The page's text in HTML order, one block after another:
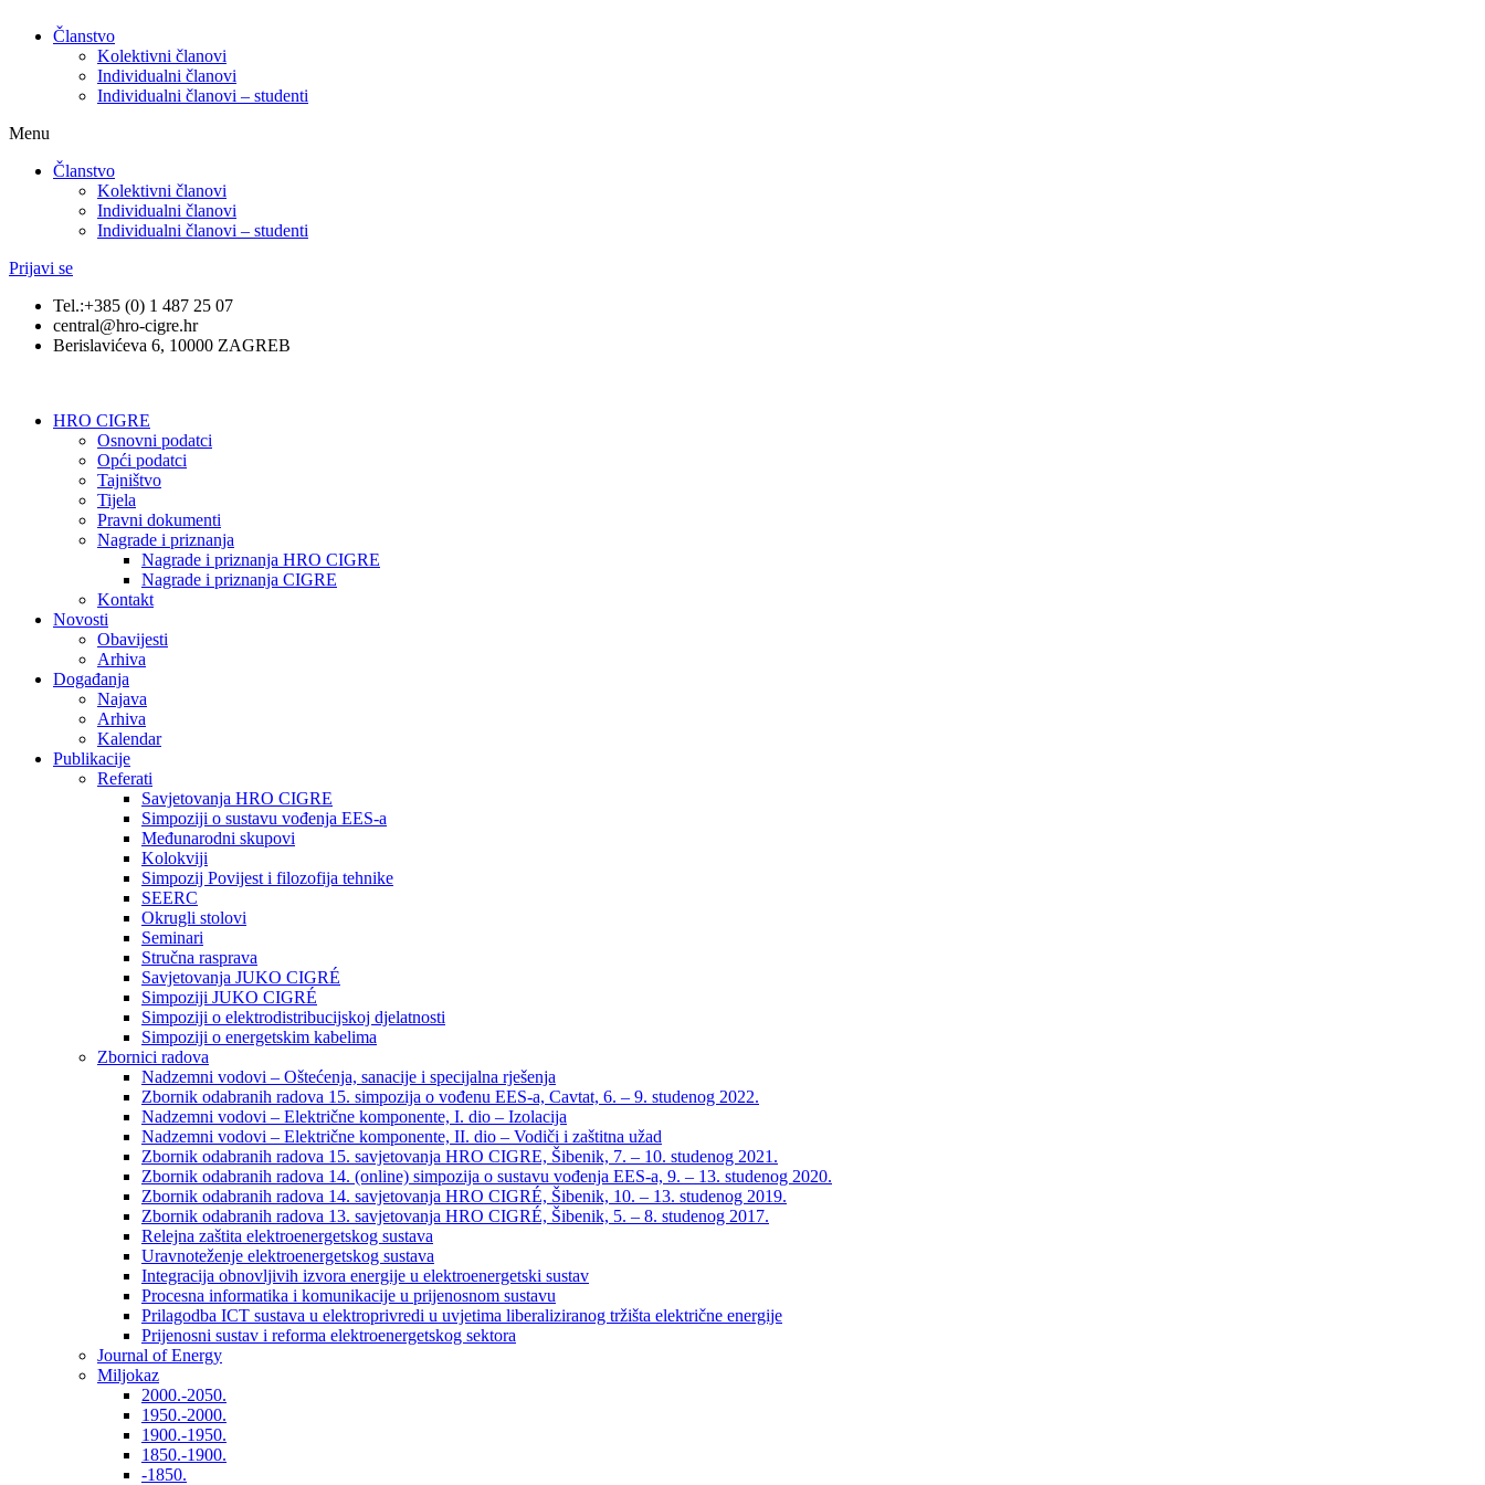
Članstvo
Kolektivni članovi
Individualni članovi
Individualni članovi – studenti
Menu
Članstvo
Kolektivni članovi
Individualni članovi
Individualni članovi – studenti
Prijavi se
Tel.:+385 (0) 1 487 25 07
central@hro-cigre.hr
Berislavićeva 6, 10000 ZAGREB
HRO CIGRE
Osnovni podatci​
Opći podatci
Tajništvo
Tijela
Pravni dokumenti
Nagrade i priznanja
Nagrade i priznanja HRO CIGRE
Nagrade i priznanja CIGRE
Kontakt
Novosti
Obavijesti
Arhiva
Događanja
Najava
Arhiva
Kalendar
Publikacije
Referati
Savjetovanja HRO CIGRE
Simpoziji o sustavu vođenja EES-a
Međunarodni skupovi
Kolokviji​
Simpozij Povijest i filozofija tehnike
SEERC
Okrugli stolovi
Seminari​
Stručna rasprava​
Savjetovanja JUKO CIGRÉ
Simpoziji JUKO CIGRÉ
Simpoziji o elektrodistribucijskoj djelatnosti
Simpoziji o energetskim kabelima
Zbornici radova
Nadzemni vodovi – Oštećenja, sanacije i specijalna rješenja
Zbornik odabranih radova 15. simpozija o vođenu EES-a, Cavtat, 6. – 9. studenog 2022.
Nadzemni vodovi – Električne komponente, I. dio – Izolacija
Nadzemni vodovi – Električne komponente, II. dio – Vodiči i zaštitna užad
Zbornik odabranih radova 15. savjetovanja HRO CIGRE, Šibenik, 7. – 10. studenog 2021.
Zbornik odabranih radova 14. (online) simpozija o sustavu vođenja EES-a, 9. – 13. studenog 2020.
Zbornik odabranih radova 14. savjetovanja HRO CIGRÉ, Šibenik, 10. – 13. studenog 2019.
Zbornik odabranih radova 13. savjetovanja HRO CIGRÉ, Šibenik, 5. – 8. studenog 2017.
Relejna zaštita elektroenergetskog sustava
Uravnoteženje elektroenergetskog sustava
Integracija obnovljivih izvora energije u elektroenergetski sustav
Procesna informatika i komunikacije u prijenosnom sustavu
Prilagodba ICT sustava u elektroprivredi u uvjetima liberaliziranog tržišta električne energije
Prijenosni sustav i reforma elektroenergetskog sektora
Journal of Energy
Miljokaz
2000.-2050.
1950.-2000.
1900.-1950.
1850.-1900.
-1850.